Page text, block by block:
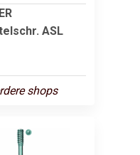
ASL
shops